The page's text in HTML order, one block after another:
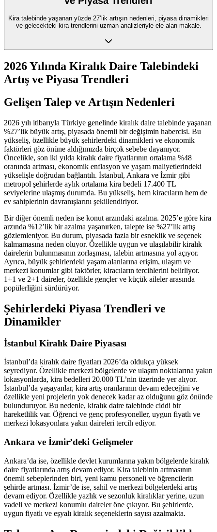
Kira talebinde yaşanan yüzde 27’lik artışın nedenleri, piyasa dinamikleri
ve gelecekteki kira trendlerini uzman analizleriyle ele alan makale.
2026 Yılında Kiralık Daire Talebindeki
Artış ve Piyasa Trendleri
Gelişen Talep ve Artışın Nedenleri
2026 yılı itibarıyla Türkiye genelinde kiralık daire talebinde yaşanan
%27’lik büyük artış, piyasada önemli bir değişimin habercisi. Bu
yükseliş, özellikle büyük şehirlerdeki dinamikleri ve ekonomik
faktörleri göz önüne aldığımızda birçok sebebe dayanıyor.
Öncelikle, son iki yılda kiralık daire fiyatlarının ortalama %48
oranında artması, ekonomik enflasyon ve yaşam maliyetlerindeki
yükselişle doğrudan bağlantılı. İstanbul, Ankara ve İzmir gibi
metropol şehirlerde aylık ortalama kira bedeli 17.400 TL
seviyelerine ulaşmış durumda. Bu yükseliş, hem kiracıların hem de
ev sahiplerinin davranışlarını şekillendiriyor.
Bir diğer önemli neden ise konut arzındaki azalma. 2025’e göre kira
arzında %12’lik bir azalma yaşanırken, talepte ise %27’lik artış
gözlemleniyor. Bu durum, piyasada fazla bir esneklik ve seçenek
kalmamasına neden oluyor. Özellikle uygun ve ulaşılabilir kiralık
dairelerin bulunmasının zorlaşması, talebin artmasına yol açıyor.
Ayrıca, büyük şehirlerdeki yaşam alanlarına erişim, ulaşım ve
merkezi konumlar gibi faktörler, kiracıların tercihlerini belirliyor.
1+1 ve 2+1 daireler, özellikle gençler ve küçük aileler arasında
popülerliğini sürdürüyor.
Şehirlerdeki Piyasa Trendleri ve
Dinamikler
İstanbul Kiralık Daire Piyasası
İstanbul’da kiralık daire fiyatları 2026’da oldukça yüksek
seyrediyor. Özellikle merkezi bölgelerde ve ulaşım noktalarına yakın
lokasyonlarda, kira bedelleri 20.000 TL’nin üzerinde yer alıyor.
İstanbul’da yaşayanlar, kira artış oranlarının devam edeceğini ve
özellikle yeni projelerin yok denecek kadar az olduğunu göz önünde
bulunduruyor. Bu nedenle, kiralık daire talebinde ciddi bir
hareketlilik var. Öğrenci ve genç profesyoneller, uygun fiyatlı ve
merkezi lokasyonlara yakın daireleri tercih ediyor.
Ankara ve İzmir’deki Gelişmeler
Ankara’da ise, özellikle devlet kurumlarına yakın bölgelerde kiralık
daire fiyatlarında artış devam ediyor. Kira talebinin artmasının
önemli sebeplerinden biri, yeni kamu personeli ve öğrencilerin
şehirde artması. İzmir’de ise, sahil ve merkezi bölgelerdeki artış
devam ediyor. Özellikle yazlık ve sezonluk kiralıklar yerine, uzun
vadeli ve merkezi konumlu daireler öne çıkıyor. Bu şehirlerde,
uygun fiyatlı ve eşyalı kiralık seçeneklerin sayısı azalmakta.